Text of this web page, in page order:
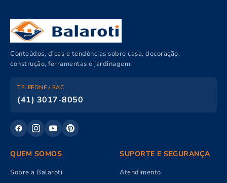
Conteúdos, dicas e tendências sobre casa, decoração,
construção, ferramentas e jardinagem.
TELEFONE / SAC
(41) 3017-8050
QUEM SOMOS
Sobre a Balaroti
SUPORTE E SEGURANÇA
Atendimento